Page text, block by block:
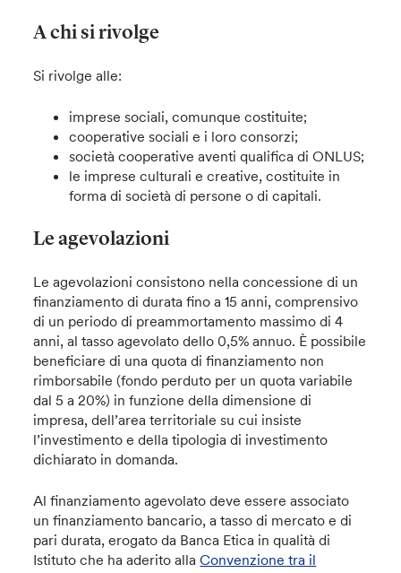
A chi si rivolge
Si rivolge alle:
imprese sociali, comunque costituite;
cooperative sociali e i loro consorzi;
società cooperative aventi qualifica di ONLUS;
le imprese culturali e creative, costituite in
forma di società di persone o di capitali.
Le agevolazioni
Le agevolazioni consistono nella concessione di un
finanziamento di durata fino a 15 anni, comprensivo
di un periodo di preammortamento massimo di 4
anni, al tasso agevolato dello 0,5% annuo. È possibile
beneficiare di una quota di finanziamento non
rimborsabile (fondo perduto per un quota variabile
dal 5 a 20%) in funzione della dimensione di
impresa, dell’area territoriale su cui insiste
l’investimento e della tipologia di investimento
dichiarato in domanda.
Al finanziamento agevolato deve essere associato
un finanziamento bancario, a tasso di mercato e di
pari durata, erogato da Banca Etica in qualità di
Istituto che ha aderito allaConvenzione tra il